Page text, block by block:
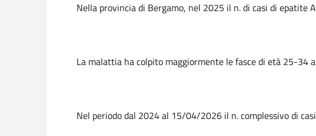
Nella provincia di Bergamo, nel 2025 il n. di casi di epatite
La malattia ha colpito maggiormente le fasce di età 25-34
Nel periodo dal 2024 al 15/04/2026 il n. complessivo di